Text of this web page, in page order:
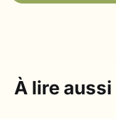
À lire aussi